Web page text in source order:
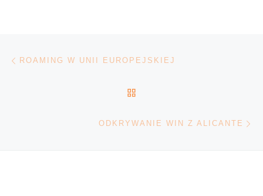
Nawigacja wpisu
ROAMING W UNII EUROPEJSKIEJ
ODKRYWANIE WIN Z ALICANTE